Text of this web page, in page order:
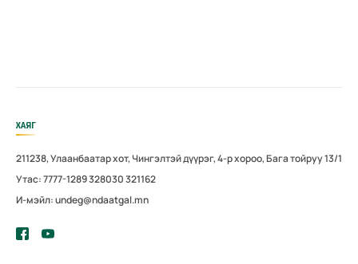
ХАЯГ
211238, Улаанбаатар хот, Чингэлтэй дүүрэг, 4-р хороо, Бага тойруу 13/1
Утас: 7777-1289 328030 321162
И-мэйл: undeg@ndaatgal.mn